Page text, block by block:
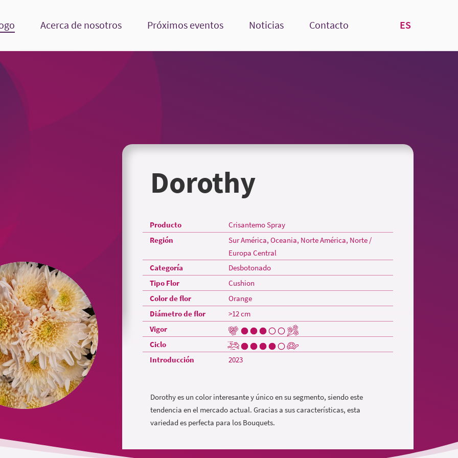
Acerca de nosotros Próximos eventos Noticias Contacto ES
Dorothy
Producto Crisantemo Spray
Región
Sur América, Oceania, Norte América, Norte /
Europa Central
Categoría Desbotonado
Tipo Flor Cushion
Color de flor Orange
Diámetro de flor >12 cm
Vigor
Ciclo
Introducción
2023
Dorothy es un color interesante y único en su segmento, siendo este
tendencia en el mercado actual. Gracias a sus características, esta
variedad es perfecta para los Bouquets.